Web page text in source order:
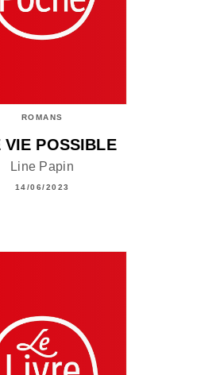
ROMANS
VIE POSSIBLE
Line Papin
14/06/2023